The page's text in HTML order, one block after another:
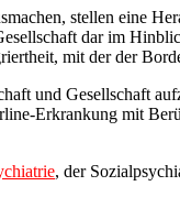
stellen eine
dar im
mit der der
und Gesellschaft
Erkrankung mit
, der